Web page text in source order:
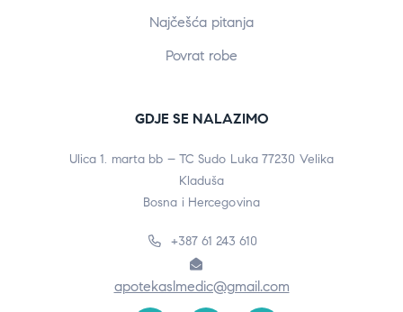
Najčešća pitanja
Povrat robe
GDJE SE NALAZIMO
Ulica 1. marta bb – TC Sudo Luka 77230 Velika
Kladuša
Bosna i Hercegovina
+387 61 243 610
apotekaslmedic@gmail.com